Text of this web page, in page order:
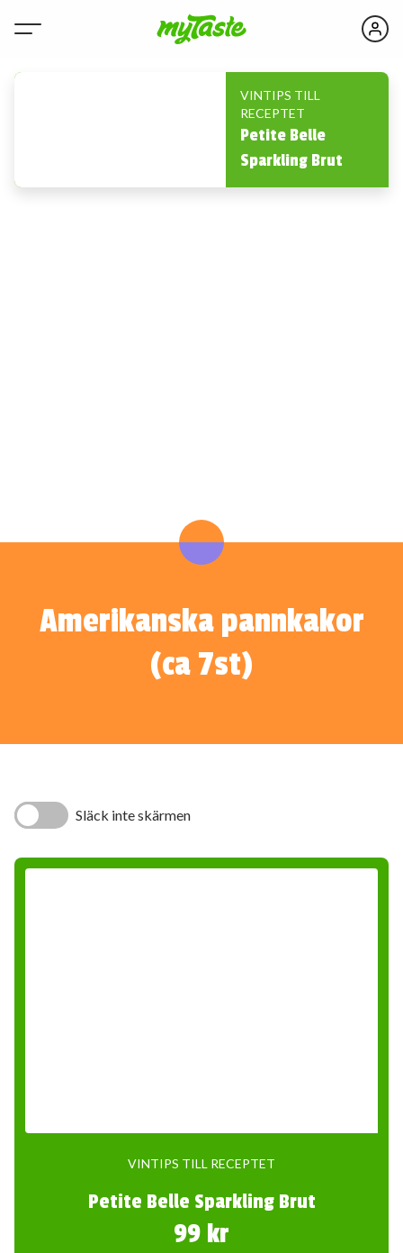
VINTIPS TILL
RECEPTET
Petite Belle
Sparkling Brut
Amerikanska pannkakor
(ca 7st)
Släck inte skärmen
VINTIPS TILL RECEPTET
Petite Belle Sparkling Brut
99 kr